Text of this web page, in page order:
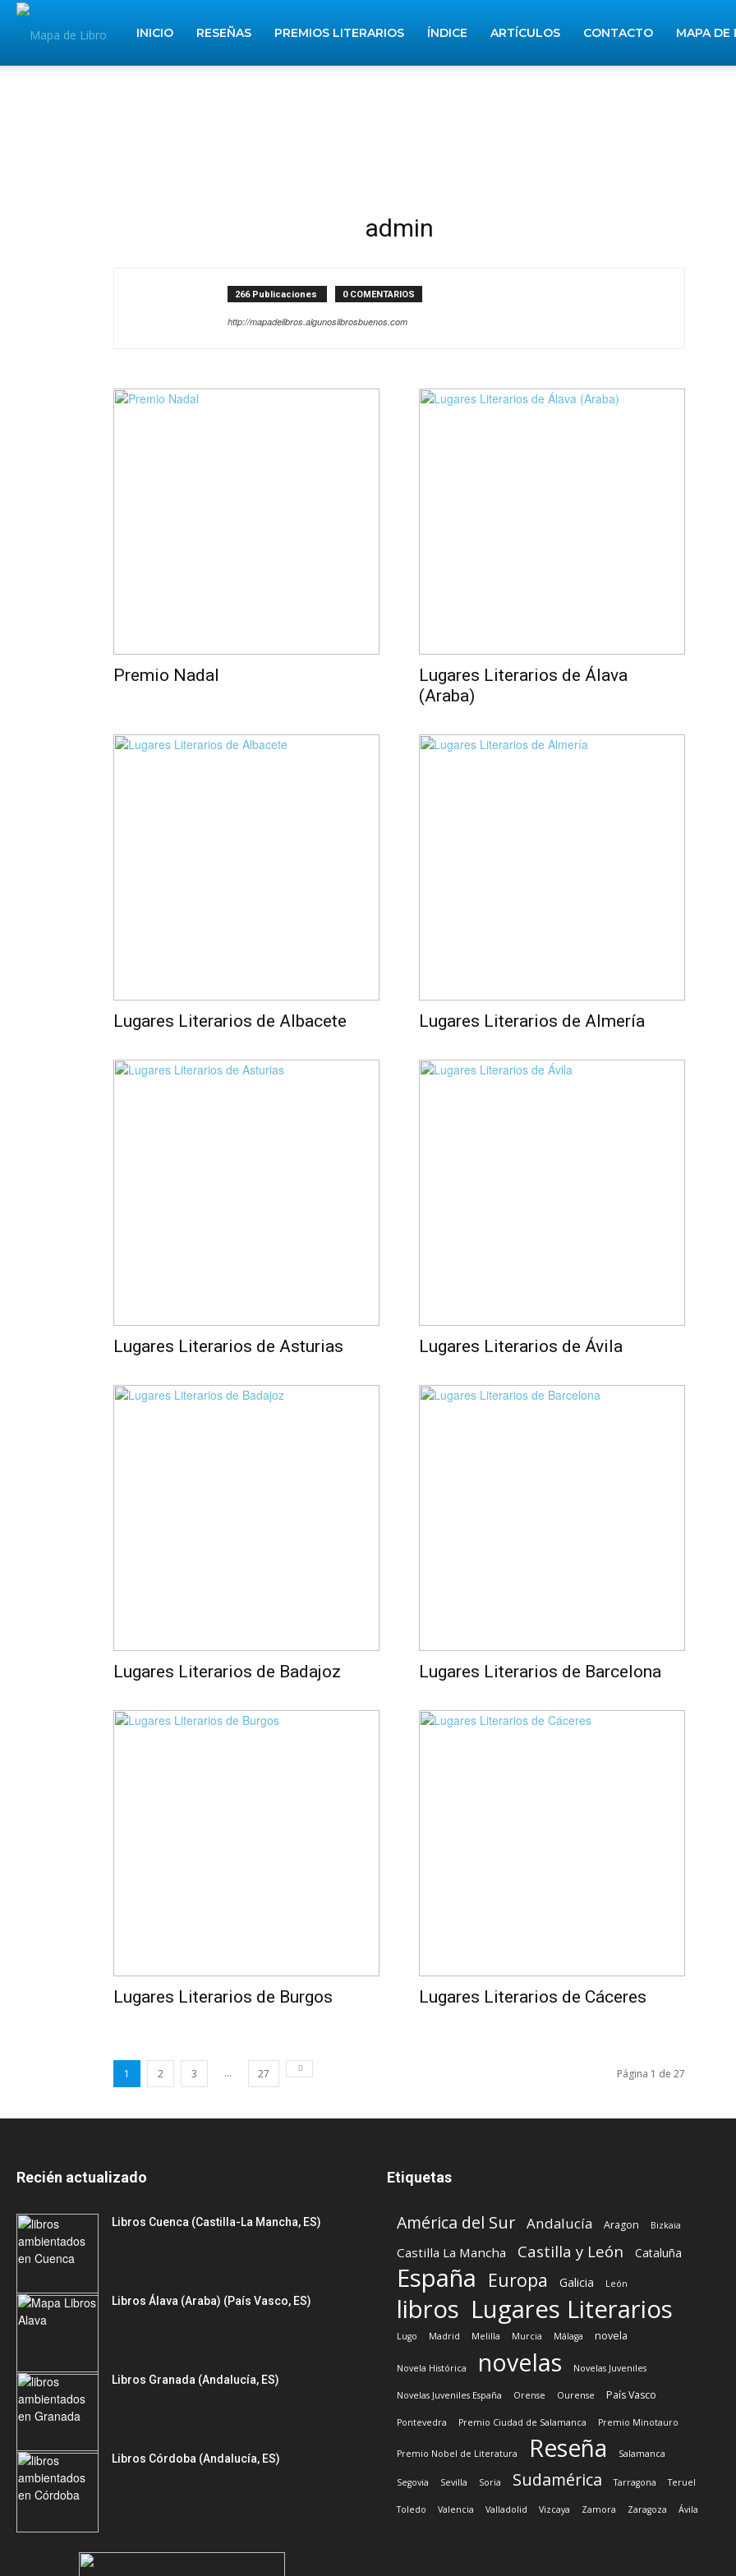
Mapa
INICIO RESEÑAS PREMIOS LITERARIOS ÍNDICE ARTÍCULOS CONTACTO MAPA DE
admin
266 Publicaciones 0 COMENTARIOS
http://mapadelibros.algunoslibrosbuenos.com
Premio Nadal
Lugares Literarios de Álava
(Araba)
Lugares Literarios de Albacete Lugares Literarios de Almería
Lugares Literarios de Asturias Lugares Literarios de Ávila
Lugares Literarios de Badajoz Lugares Literarios de Barcelona
Lugares Literarios de Burgos Lugares Literarios de Cáceres
1 2 3 ... 27 Página 1 de 27
Recién actualizado
Libros Cuenca (Castilla-La Mancha, ES)
Libros Álava (Araba) (País Vasco, ES)
Libros Granada (Andalucía, ES)
Libros Córdoba (Andalucía, ES)
Etiquetas
América del Sur Andalucía Aragon Bizkaia
Castilla La Mancha Castilla y León Cataluña
España Europa Galicia León
libros Lugares Literarios
Lugo Madrid Melilla Murcia Málaga novela
Novela Histórica novelas Novelas Juveniles
Novelas Juveniles España Orense Ourense País Vasco
Pontevedra Premio Ciudad de Salamanca Premio Minotauro
Premio Nobel de Literatura Reseña Salamanca
Segovia Sevilla Soria Sudamérica Tarragona Teruel
Toledo Valencia Valladolid Vizcaya Zamora Zaragoza Ávila